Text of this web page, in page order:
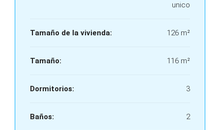
unico
Tamaño de la vivienda: 126 m²
Tamaño: 116 m²
Dormitorios: 3
Baños: 2